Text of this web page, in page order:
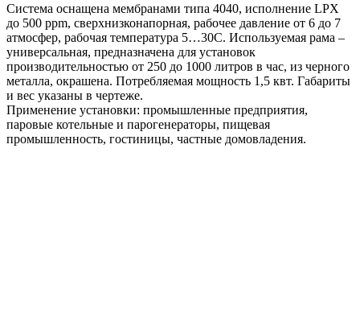
Система оснащена мембранами типа 4040, исполнение LPX
до 500 ppm, сверхнизконапорная, рабочее давление от 6 до 7
атмосфер, рабочая температура 5…30С. Используемая рама –
универсальная, предназначена для установок
производительностью от 250 до 1000 литров в час, из черного
металла, окрашена. Потребляемая мощность 1,5 квт. Габариты
и вес указаны в чертеже.
Применение установки: промышленные предприятия,
паровые котельные и парогенераторы, пищевая
промышленность, гостиницы, частные домовладения.